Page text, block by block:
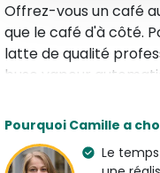
Offrez-vous un café
que le café d'à côté.
latte de qualité
buse vapeur
expérience
texture et 11
cette machine, vous
Pourquoi Camille a
Le